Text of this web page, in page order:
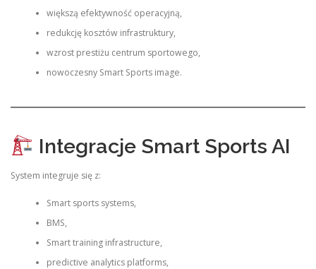
większą efektywność operacyjną,
redukcję kosztów infrastruktury,
wzrost prestiżu centrum sportowego,
nowoczesny Smart Sports image.
Integracje Smart Sports AI
System integruje się z:
Smart sports systems,
BMS,
Smart training infrastructure,
predictive analytics platforms,